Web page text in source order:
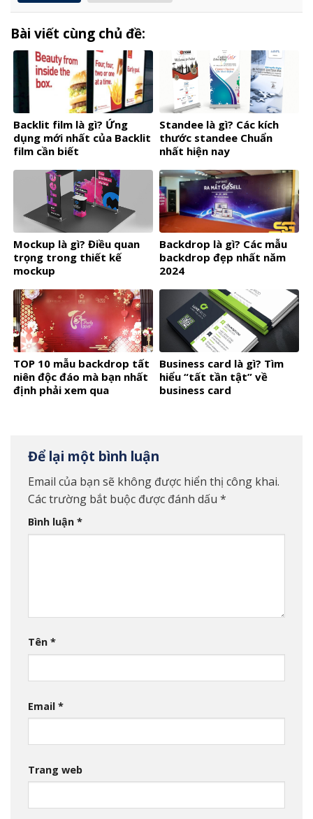
Bài viết cùng chủ đề:
Backlit film là gì? Ứng
dụng mới nhất của Backlit
film cần biết
Standee là gì? Các kích
thước standee Chuẩn
nhất hiện nay
Mockup là gì? Điều quan
trọng trong thiết kế
mockup
Backdrop là gì? Các mẫu
backdrop đẹp nhất năm
2024
TOP 10 mẫu backdrop tất
niên độc đáo mà bạn nhất
định phải xem qua
Business card là gì? Tìm
hiểu “tất tần tật” về
business card
Để lại một bình luận
Email của bạn sẽ không được hiển thị công khai.
Các trường bắt buộc được đánh dấu *
Bình luận *
Tên *
Email *
Trang web